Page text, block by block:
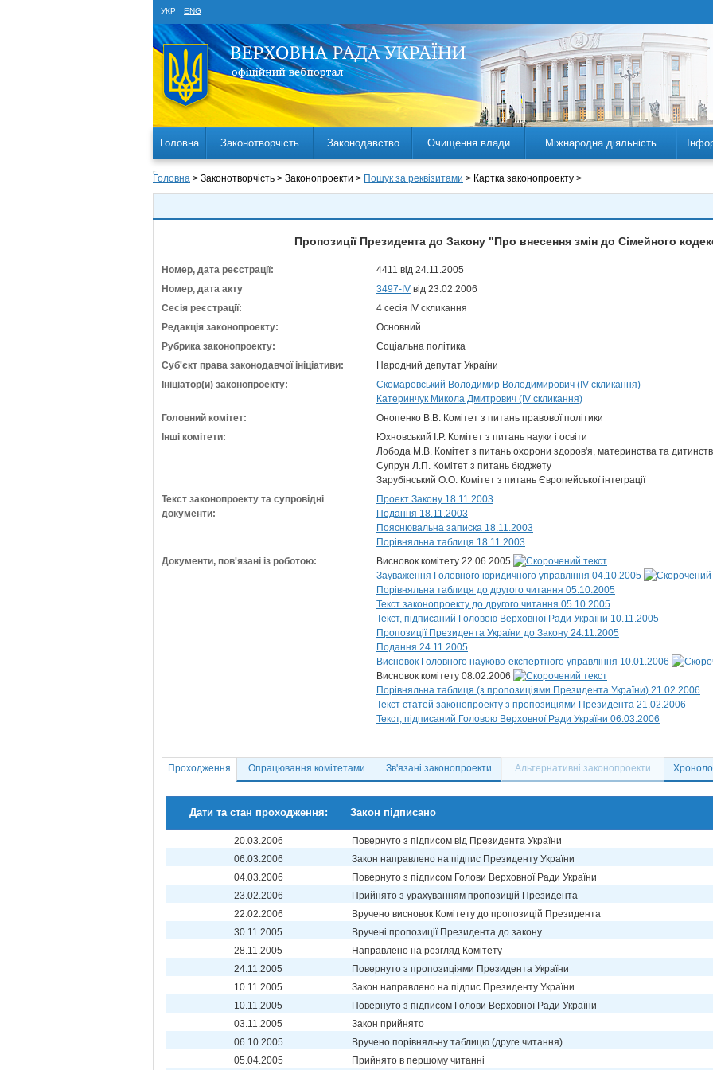
УКР ENG
Головна Законотворчість Законодавство Очищення влади Міжнародна діяльність
Головна > Законотворчість > Законопроекти > Пошук за реквізитами > Картка законопроекту >
Пропозиції Президента до Закону "Про внесення змін до Сімейного
Номер, дата реєстрації:
4411 від 24.11.2005
Номер, дата акту
3497-IV від 23.02.2006
Сесія реєстрації:
4 сесія IV скликання
Редакція законопроекту:
Основний
Рубрика законопроекту:
Соціальна політика
Суб'єкт права законодавчої ініціативи:
Народний депутат України
Ініціатор(и) законопроекту:
Скомаровський Володимир Володимирович (IV скликання)
Катеринчук Микола Дмитрович (IV скликання)
Головний комітет:
Онопенко В.В. Комітет з питань правової політики
Інші комітети:
Юхновський І.Р. Комітет з питань науки і освіти
Лобода М.В. Комітет з питань охорони здоров'я, материнства та
Супрун Л.П. Комітет з питань бюджету
Зарубінський О.О. Комітет з питань Європейської інтеграції
Текст законопроекту та супровідні
документи:
Проект Закону 18.11.2003
Подання 18.11.2003
Пояснювальна записка 18.11.2003
Порівняльна таблиця 18.11.2003
Документи, пов'язані із роботою:
Висновок комітету 22.06.2005
Зауваження Головного юридичного управління 04.10.2005
Порівняльна таблиця до другого читання 05.10.2005
Текст законопроекту до другого читання 05.10.2005
Текст, підписаний Головою Верховної Ради України 10.11.2005
Пропозиції Президента України до Закону 24.11.2005
Подання 24.11.2005
Висновок Головного науково-експертного управління 10.01.2006
Висновок комітету 08.02.2006
Порівняльна таблиця (з пропозиціями Президента України) 21.02.2006
Текст статей законопроекту з пропозиціями Президента 21.02.2006
Текст, підписаний Головою Верховної Ради України 06.03.2006
Проходження Опрацювання комітетами Зв'язані законопроекти Альтернативні законопроекти
Дати та стан проходження: Закон підписано
20.03.2006
Повернуто з підписом від Президента України
06.03.2006
Закон направлено на підпис Президенту України
04.03.2006
Повернуто з підписом Голови Верховної Ради України
23.02.2006
Прийнято з урахуванням пропозицій Президента
22.02.2006
Вручено висновок Комітету до пропозицій Президента
30.11.2005
Вручені пропозиції Президента до закону
28.11.2005
Направлено на розгляд Комітету
24.11.2005
Повернуто з пропозиціями Президента України
10.11.2005
Закон направлено на підпис Президенту України
10.11.2005
Повернуто з підписом Голови Верховної Ради України
03.11.2005
Закон прийнято
06.10.2005
Вручено порівняльну таблицю (друге читання)
05.04.2005
Прийнято в першому читанні